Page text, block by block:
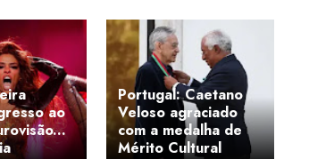
ao
Portugal: Caetano
Veloso agraciado
com a medalha de
Mérito Cultural